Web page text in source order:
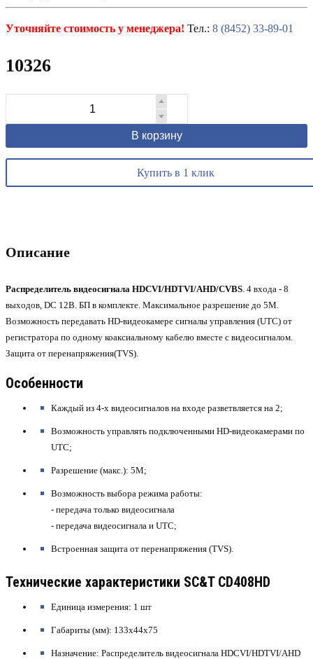
Уточняйте стоимость у менеджера! Тел.: 8 (8452) 33-89-01
10326
В корзину
Купить в 1 клик
Описание
Распределитель видеосигнала HDCVI/HDTVI/AHD/CVBS. 4 входа - 8
выходов, DC 12В. БП в комплекте. Максимальное разрешение до 5М.
Возможность передавать HD-видеокамере сигналы управления (UTC) от
регистратора по одному коаксиальному кабелю вместе с видеосигналом.
Защита от перенапряжения(TVS).
Особенности
Каждый из 4-х видеосигналов на входе разветвляется на 2;
Возможность управлять подключенными HD-видеокамерами по
UTC;
Разрешение (макс.): 5М;
Возможность выбора режима работы:
- передача только видеосигнала
- передача видеосигнала и UTC;
Встроенная защита от перенапряжения (TVS).
Технические характеристики SC&T CD408HD
Единица измерения: 1 шт
Габариты (мм): 133x44x75
Назначение: Распределитель видеосигнала HDCVI/HDTVI/AHD